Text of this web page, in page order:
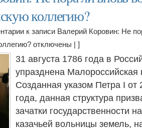
коллегию?
к записи Валерий Коровин: Не
отключены | ]
31 августа 1786 года в
упразднена Малороссийская
Созданная указом Петра I от
года, данная структура
зачатки государственности
казачьей вольницы земель,